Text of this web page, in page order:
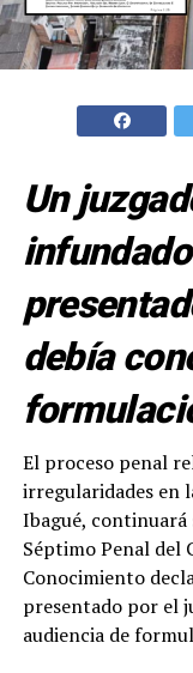
Un
debía
El proceso penal
irregularidades en
Ibagué, continuará
Séptimo Penal del
Conocimiento
presentado por el
audiencia de